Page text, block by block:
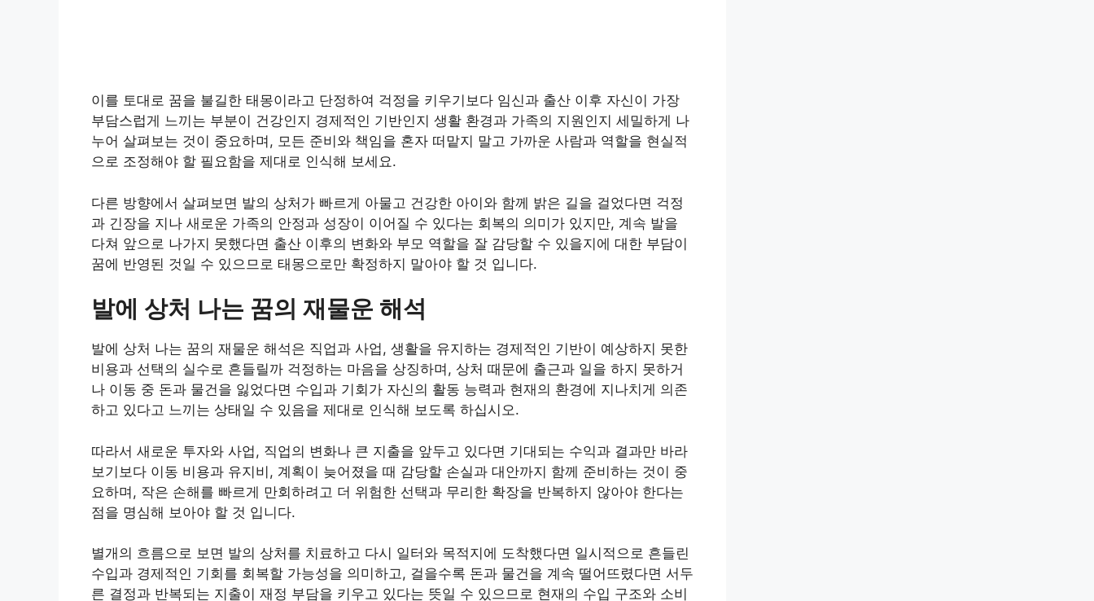
이를 토대로 꿈을 불길한 태몽이라고 단정하여 걱정을 키우기보다 임신과 출산 이후 자신이 가장
부담스럽게 느끼는 부분이 건강인지 경제적인 기반인지 생활 환경과 가족의 지원인지 세밀하게 나
누어 살펴보는 것이 중요하며, 모든 준비와 책임을 혼자 떠맡지 말고 가까운 사람과 역할을 현실적
으로 조정해야 할 필요함을 제대로 인식해 보세요.
다른 방향에서 살펴보면 발의 상처가 빠르게 아물고 건강한 아이와 함께 밝은 길을 걸었다면 걱정
과 긴장을 지나 새로운 가족의 안정과 성장이 이어질 수 있다는 회복의 의미가 있지만, 계속 발을
다쳐 앞으로 나가지 못했다면 출산 이후의 변화와 부모 역할을 잘 감당할 수 있을지에 대한 부담이
꿈에 반영된 것일 수 있으므로 태몽으로만 확정하지 말아야 할 것 입니다.
발에 상처 나는 꿈의 재물운 해석
발에 상처 나는 꿈의 재물운 해석은 직업과 사업, 생활을 유지하는 경제적인 기반이 예상하지 못한
비용과 선택의 실수로 흔들릴까 걱정하는 마음을 상징하며, 상처 때문에 출근과 일을 하지 못하거
나 이동 중 돈과 물건을 잃었다면 수입과 기회가 자신의 활동 능력과 현재의 환경에 지나치게 의존
하고 있다고 느끼는 상태일 수 있음을 제대로 인식해 보도록 하십시오.
따라서 새로운 투자와 사업, 직업의 변화나 큰 지출을 앞두고 있다면 기대되는 수익과 결과만 바라
보기보다 이동 비용과 유지비, 계획이 늦어졌을 때 감당할 손실과 대안까지 함께 준비하는 것이 중
요하며, 작은 손해를 빠르게 만회하려고 더 위험한 선택과 무리한 확장을 반복하지 않아야 한다는
점을 명심해 보아야 할 것 입니다.
별개의 흐름으로 보면 발의 상처를 치료하고 다시 일터와 목적지에 도착했다면 일시적으로 흔들린
수입과 경제적인 기회를 회복할 가능성을 의미하고, 걸을수록 돈과 물건을 계속 떨어뜨렸다면 서두
른 결정과 반복되는 지출이 재정 부담을 키우고 있다는 뜻일 수 있으므로 현재의 수입 구조와 소비